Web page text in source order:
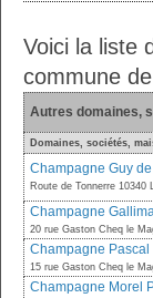
Voici la liste
commune
Autres domaines,
Domaines, sociétés,
Champagne Guy
Route de Tonnerre 10340
Champagne
20 rue Gaston Cheq le
Champagne Pascal
15 rue Gaston Cheq le
Champagne Morel